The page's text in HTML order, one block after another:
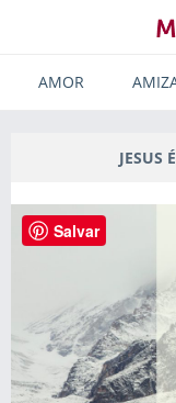
AMOR
JESUS
Salvar